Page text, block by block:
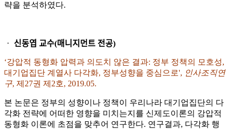
략을 분석하였다.
ᆞ 신동엽 교수(매니지먼트 전공)
‘강압적 동형화 압력과 의도치 않은 결과: 정부 정책의 모호성,
대기업집단 계열사 다각화, 정부성향을 중심으로', 인사조직연
구, 제27권 제2호, 2019.05.
본 논문은 정부의 성향이나 정책이 우리나라 대기업집단의 다
각화 전략에 어떠한 영향을 미치는지를 신제도이론의 강압적
동형화 이론에 초점을 맞추어 연구한다. 연구결과, 다각화 행